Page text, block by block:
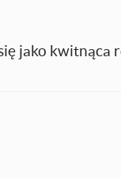
jako kwitnąca